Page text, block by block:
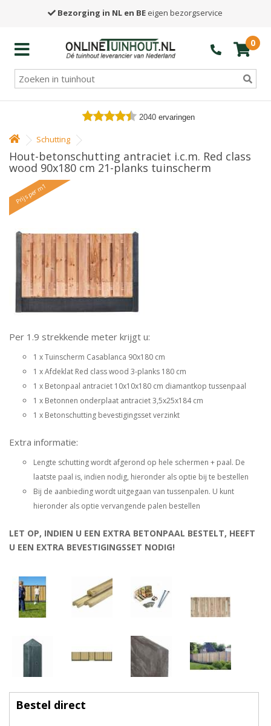
Bezorging in NL en BE eigen bezorgservice
0
2040 ervaringen
Schutting
Hout-betonschutting antraciet i.c.m. Red class
wood 90x180 cm 21-planks tuinscherm
Prijs per m1
Per 1.9 strekkende meter krijgt u:
1 x Tuinscherm Casablanca 90x180 cm
1 x Afdeklat Red class wood 3-planks 180 cm
1 x Betonpaal antraciet 10x10x180 cm diamantkop tussenpaal
1 x Betonnen onderplaat antraciet 3,5x25x184 cm
1 x Betonschutting bevestigingsset verzinkt
Extra informatie:
Lengte schutting wordt afgerond op hele schermen + paal. De
laatste paal is, indien nodig, hieronder als optie bij te bestellen
Bij de aanbieding wordt uitgegaan van tussenpalen. U kunt
hieronder als optie vervangende palen bestellen
LET OP, INDIEN U EEN EXTRA BETONPAAL BESTELT, HEEFT
U EEN EXTRA BEVESTIGINGSSET NODIG!
Bestel direct